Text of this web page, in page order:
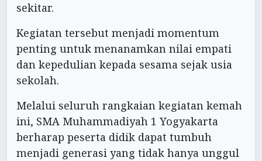
sekitar.
Kegiatan tersebut menjadi momentum
penting untuk menanamkan nilai empati
dan kepedulian kepada sesama sejak usia
sekolah.
Melalui seluruh rangkaian kegiatan kemah
ini, SMA Muhammadiyah 1 Yogyakarta
berharap peserta didik dapat tumbuh
menjadi generasi yang tidak hanya unggul